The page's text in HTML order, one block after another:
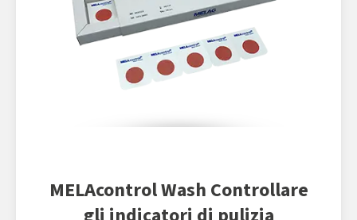
MELAcontrol Wash Controllare